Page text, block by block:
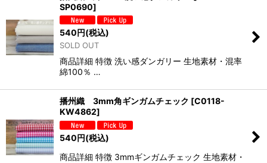
SP0690]
540円(税込)
SOLD OUT
商品詳細 特徴 洗い感ダンガリー 生地素材・混率
綿100％ …
播州織 3mm角ギンガムチェック [C0118-
KW4862]
540円(税込)
商品詳細 特徴 3mmギンガムチェック 生地素材・